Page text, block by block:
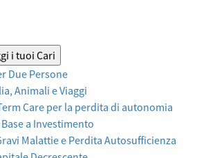
i tuoi Cari
Due Persone
Animali e Viaggi
Care per la perdita di autonomia
a Investimento
Malattie e Perdita Autosufficienza